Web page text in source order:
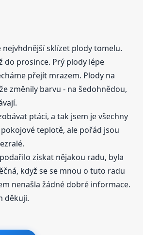
nejvhdnější sklízet plody tomelu.
do prosince. Prý plody lépe
přejít mrazem. Plody na
změnily barvu - na šedohnědou,
ptáci, a tak jsem je všechny
teplotě, ale pořád jsou
získat nějakou radu, byla
když se se mnou o tuto radu
nenašla žádné dobré informace.
děkuji.